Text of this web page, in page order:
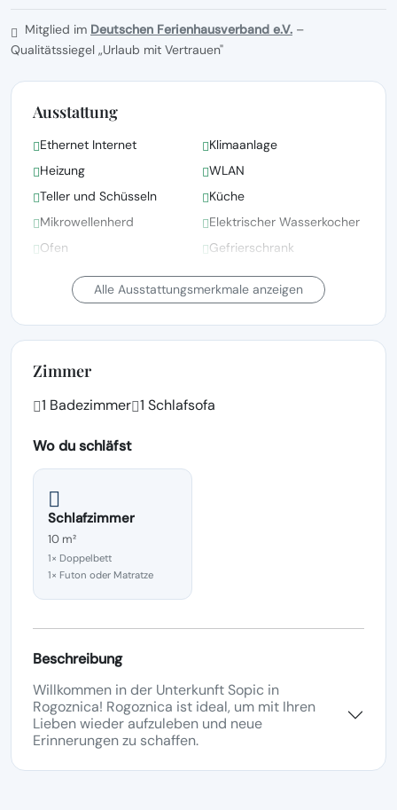
Mitglied im Deutschen Ferienhausverband e.V. –
Qualitätssiegel „Urlaub mit Vertrauen"
Ausstattung
Ethernet Internet
Klimaanlage
Heizung
WLAN
Teller und Schüsseln
Küche
Mikrowellenherd
Elektrischer Wasserkocher
Ofen
Gefrierschrank
Kühlschrank
Haartrockner
Alle Ausstattungsmerkmale anzeigen
Zimmer
1 Badezimmer 1 Schlafsofa
Wo du schläfst
Schlafzimmer
10 m²
1× Doppelbett
1× Futon oder Matratze
Beschreibung
Willkommen in der Unterkunft Sopic in
Rogoznica! Rogoznica ist ideal, um mit Ihren
Lieben wieder aufzuleben und neue
Erinnerungen zu schaffen.